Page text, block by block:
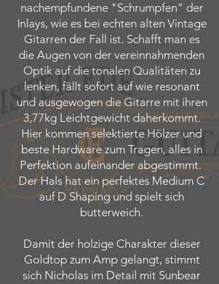
nachempfundene "Schrumpfen" der
Inlays, wie es bei echten alten Vintage
Gitarren der Fall ist. Schafft man es
die Augen von der vereinnahmenden
Optik auf die tonalen Qualitäten zu
lenken, fällt sofort auf wie resonant
und ausgewogen die Gitarre mit ihren
3,77kg Leichtgewicht daherkommt.
Hier kommen selektierte Hölzer und
beste Hardware zum Tragen, alles in
Perfektion aufeinander abgestimmt. ​
Der Hals hat ein perfektes Medium C
auf D Shaping und spielt sich
butterweich.
Damit der holzige Charakter dieser
Goldtop zum Amp gelangt, stimmt
sich Nicholas im Detail mit Sunbear